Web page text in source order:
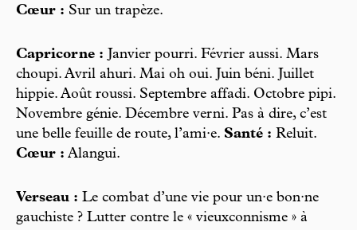
Cœur : Sur un trapèze.
Capricorne : Janvier pourri. Février aussi. Mars
choupi. Avril ahuri. Mai oh oui. Juin béni. Juillet
hippie. Août roussi. Septembre affadi. Octobre pipi.
Novembre génie. Décembre verni. Pas à dire, c’est
une belle feuille de route, l’ami·e. Santé : Reluit.
Cœur : Alangui.
Verseau : Le combat d’une vie pour un·e bon·ne
gauchiste ? Lutter contre le « vieuxconnisme » à